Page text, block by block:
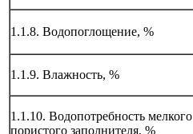
1.1.8. Водопоглощение, %
1.1.9. Влажность, %
1.1.10. Водопотребность мелкого
пористого заполнителя, %